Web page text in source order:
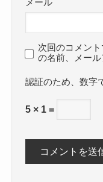
メール
次回のコメン
の名前、メール
数字
5 × 1 =